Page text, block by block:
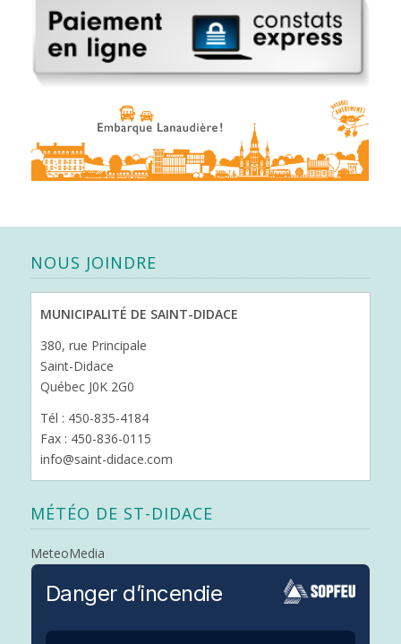
NOUS JOINDRE
MUNICIPALITÉ DE SAINT-DIDACE
380, rue Principale
Saint-Didace
Québec J0K 2G0
Tél : 450-835-4184
Fax : 450-836-0115
info@saint-didace.com
MÉTÉO DE ST-DIDACE
MeteoMedia
Danger d’incendie